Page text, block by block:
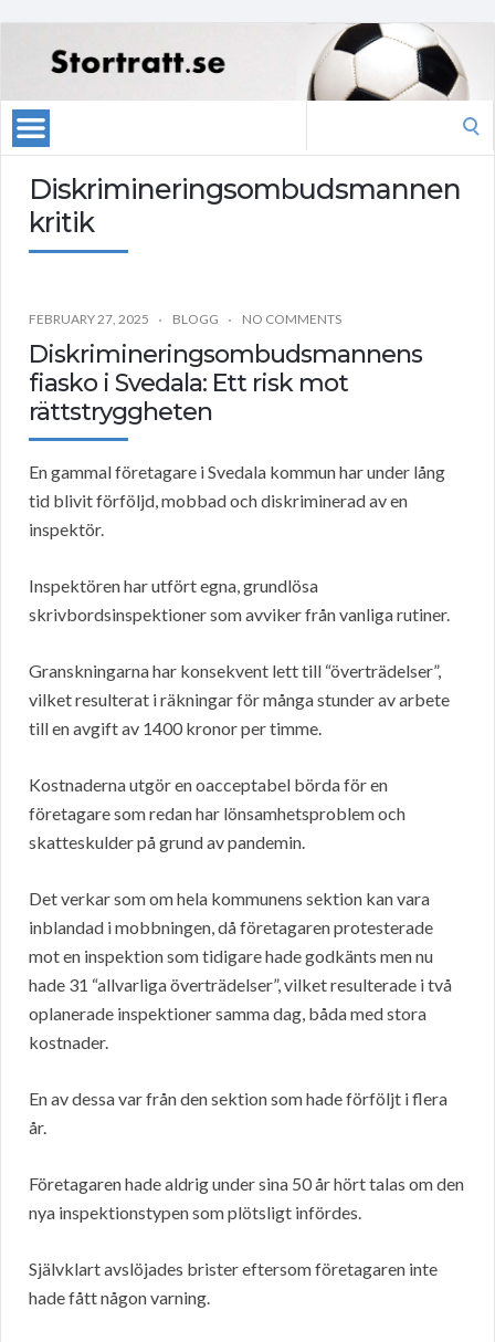
Diskrimineringsombudsmannen
kritik
FEBRUARY 27, 2025 BLOGG NO COMMENTS
Diskrimineringsombudsmannens
fiasko i Svedala: Ett risk mot
rättstryggheten
En gammal företagare i Svedala kommun har under lång
tid blivit förföljd, mobbad och diskriminerad av en
inspektör.
Inspektören har utfört egna, grundlösa
skrivbordsinspektioner som avviker från vanliga rutiner.
Granskningarna har konsekvent lett till “överträdelser”,
vilket resulterat i räkningar för många stunder av arbete
till en avgift av 1400 kronor per timme.
Kostnaderna utgör en oacceptabel börda för en
företagare som redan har lönsamhetsproblem och
skatteskulder på grund av pandemin.
Det verkar som om hela kommunens sektion kan vara
inblandad i mobbningen, då företagaren protesterade
mot en inspektion som tidigare hade godkänts men nu
hade 31 “allvarliga överträdelser”, vilket resulterade i två
oplanerade inspektioner samma dag, båda med stora
kostnader.
En av dessa var från den sektion som hade förföljt i flera
år.
Företagaren hade aldrig under sina 50 år hört talas om den
nya inspektionstypen som plötsligt infördes.
Självklart avslöjades brister eftersom företagaren inte
hade fått någon varning.